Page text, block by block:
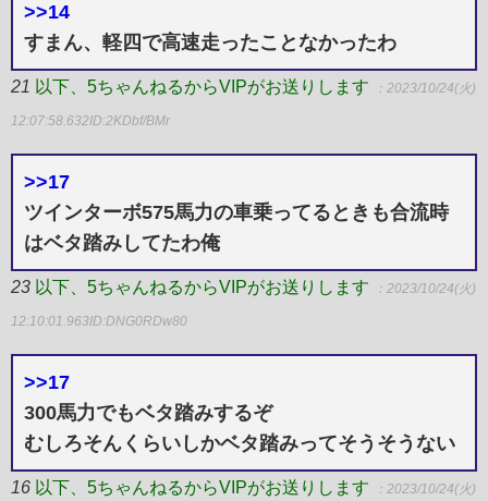
>>14
すまん、軽四で高速走ったことなかったわ
21 以下、5ちゃんねるからVIPがお送りします ：2023/10/24(火)
12:07:58.632ID:2KDbf/BMr
>>17
ツインターボ575馬力の車乗ってるときも合流時
はベタ踏みしてたわ俺
23 以下、5ちゃんねるからVIPがお送りします ：2023/10/24(火)
12:10:01.963ID:DNG0RDw80
>>17
300馬力でもベタ踏みするぞ
むしろそんくらいしかベタ踏みってそうそうない
16 以下、5ちゃんねるからVIPがお送りします ：2023/10/24(火)